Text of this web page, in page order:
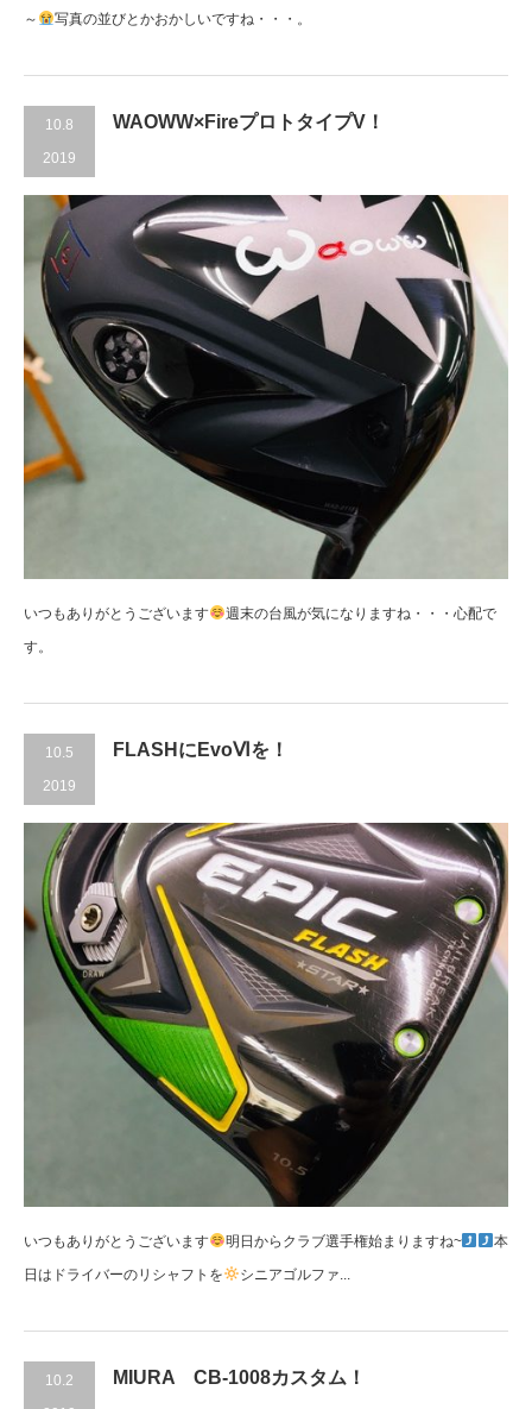
～
写真の並びとかおかしいですね・・・。
10.8
2019
WAOWW×FireプロトタイプV！
いつもありがとうございます
週末の台風が気になりますね・・・心配で
す。
10.5
2019
FLASHにEvoⅥを！
いつもありがとうございます 明日からクラブ選手権始まりますね~
本
日はドライバーのリシャフトを
シニアゴルファ...
10.2
MIURA CB-1008カスタム！